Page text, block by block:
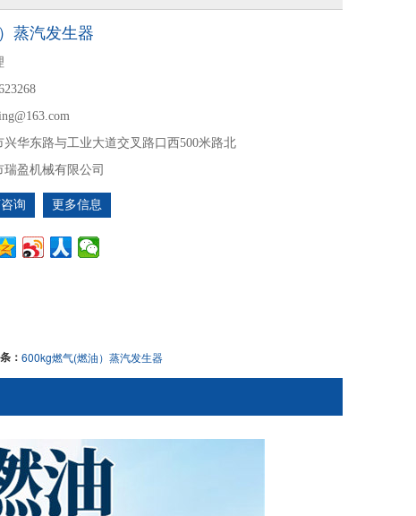
蒸汽发生器
兴华东路与工业大道交叉路口西500米路北
瑞盈机械有限公司
询 更多信息
： 600kg燃气(燃油）蒸汽发生器